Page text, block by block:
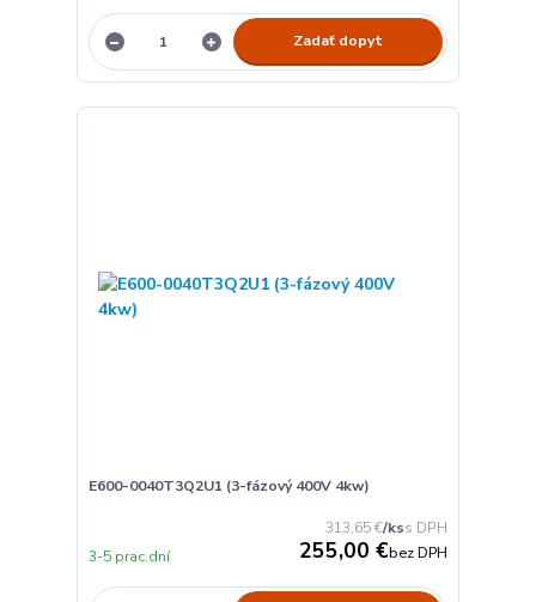
Zadať dopyt
E600-0040T3Q2U1 (3-fázový 400V 4kw)
313,65 €/ks
255,00 €bez DPH
3-5 prac.dní